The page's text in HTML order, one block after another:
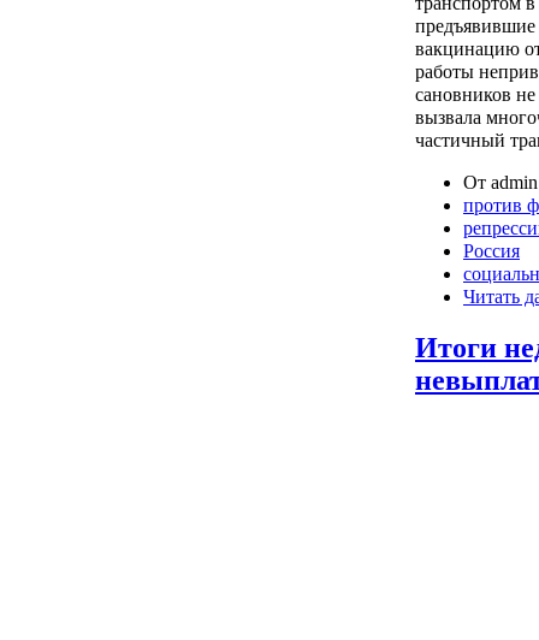
вакцинацию
работы
сановников
вызвала
частичный
От
против
Россия
Читать
Итоги